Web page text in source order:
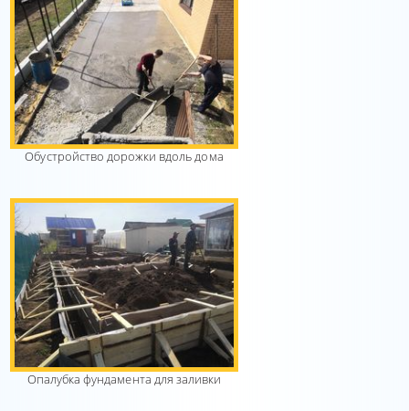
Обустройство дорожки вдоль дома
Опалубка фундамента для заливки